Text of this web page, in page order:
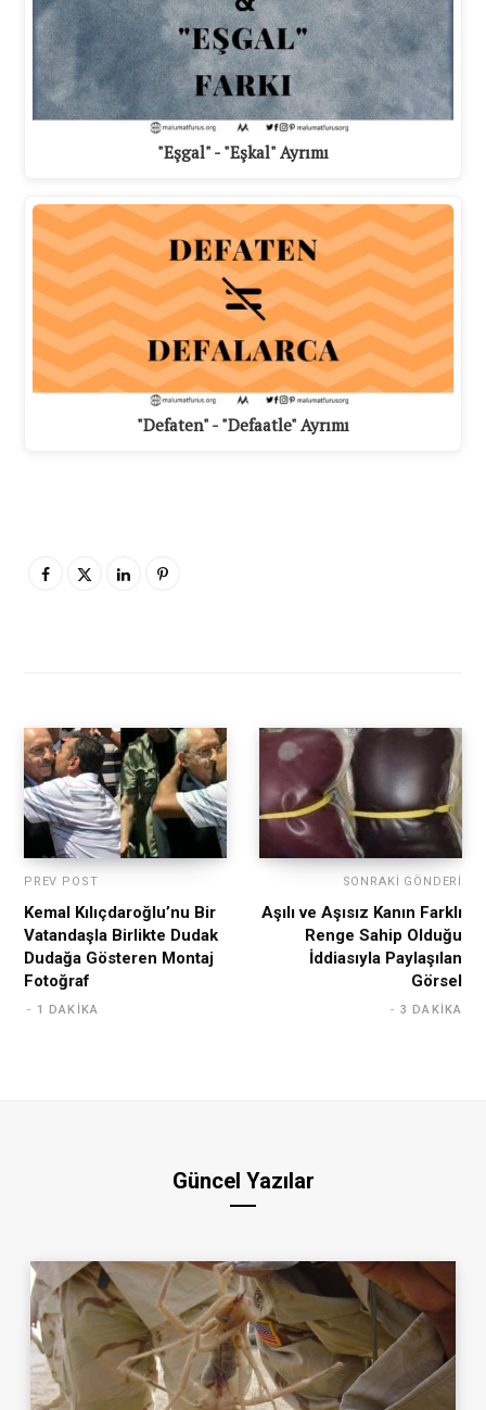
"Eşgal" - "Eşkal" Ayrımı
"Defaten" - "Defaatle" Ayrımı
PREV POST
Kemal Kılıçdaroğlu’nu Bir
Vatandaşla Birlikte Dudak
Dudağa Gösteren Montaj
Fotoğraf
1 DAKIKA
SONRAKI GÖNDERI
Aşılı ve Aşısız Kanın Farklı
Renge Sahip Olduğu
İddiasıyla Paylaşılan
Görsel
3 DAKIKA
Güncel Yazılar